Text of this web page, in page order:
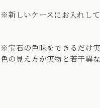
※新しいケースにお入れして
※宝石の色味をできるだけ
色の見え方が実物と若干異